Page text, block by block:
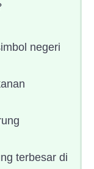
negeri
terbesar di